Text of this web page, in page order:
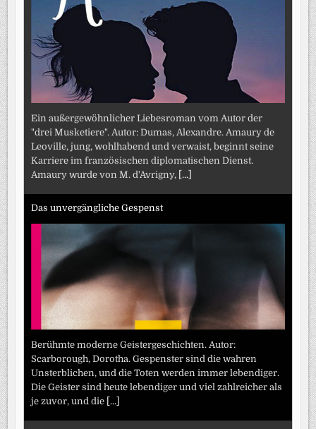
Ein außergewöhnlicher Liebesroman vom Autor der
"drei Musketiere". Autor: Dumas, Alexandre. Amaury de
Leoville, jung, wohlhabend und verwaist, beginnt seine
Karriere im französischen diplomatischen Dienst.
Amaury wurde von M. d'Avrigny, [...]
Das unvergängliche Gespenst
Berühmte moderne Geistergeschichten. Autor:
Scarborough, Dorotha. Gespenster sind die wahren
Unsterblichen, und die Toten werden immer lebendiger.
Die Geister sind heute lebendiger und viel zahlreicher als
je zuvor, und die [...]